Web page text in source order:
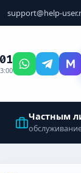
support@help-
Частным